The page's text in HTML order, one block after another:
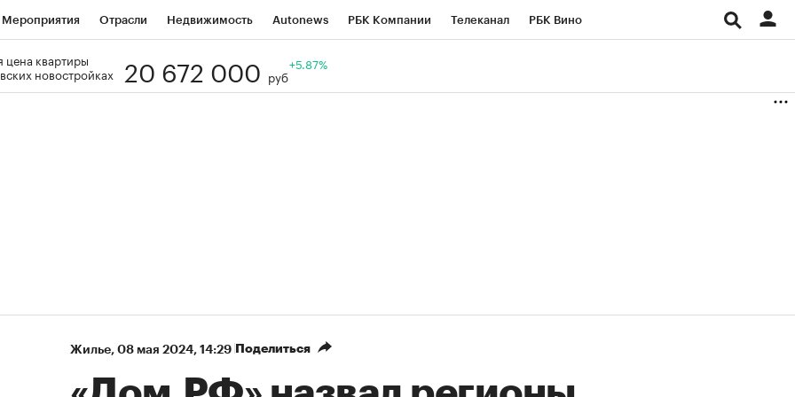
Мероприятия Отрасли Недвижимость Autonews РБК Компании Телеканал РБК Вино
Визионеры
цена квартиры
новостройках
20 672 000 руб
+5.87%
Жилье⁠, 08 мая 2024, 14:29 Поделиться